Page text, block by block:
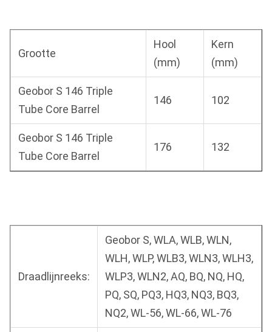
Grootte
Hool
(mm)
Kern
(mm)
Geobor S 146 Triple
Tube Core Barrel
146 102
Geobor S 146 Triple
Tube Core Barrel
176 132
Draadlijnreeks:
Geobor S, WLA, WLB, WLN,
WLH, WLP, WLB3, WLN3, WLH3,
WLP3, WLN2, AQ, BQ, NQ, HQ,
PQ, SQ, PQ3, HQ3, NQ3, BQ3,
NQ2, WL-56, WL-66, WL-76